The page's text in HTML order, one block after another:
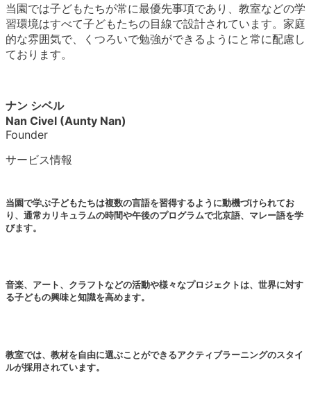
当園では子どもたちが常に最優先事項であり、教室などの学
習環境はすべて子どもたちの目線で設計されています。家庭
的な雰囲気で、くつろいで勉強ができるようにと常に配慮し
ております。
ナン シベル
Nan Civel (Aunty Nan)
Founder
サービス情報
当園で学ぶ子どもたちは複数の言語を習得するように動機づけられてお
り、通常カリキュラムの時間や午後のプログラムで北京語、マレー語を学
びます。
音楽、アート、クラフトなどの活動や様々なプロジェクトは、世界に対す
る子どもの興味と知識を高めます。
教室では、教材を自由に選ぶことができるアクティブラーニングのスタイ
ルが採用されています。